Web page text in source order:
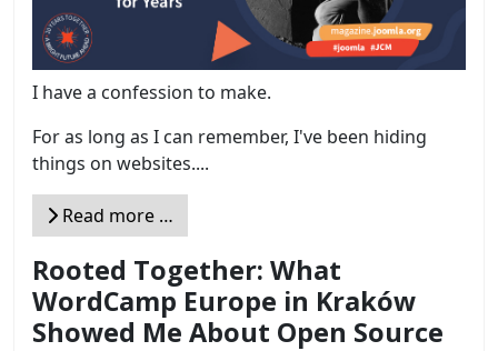
I have a confession to make.
For as long as I can remember, I've been hiding
things on websites....
Read more …
Rooted Together: What
WordCamp Europe in Kraków
Showed Me About Open Source